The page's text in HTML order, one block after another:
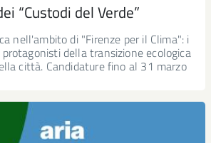
“Custodi del Verde”
nell'ambito di "Firenze per il Clima": i
della transizione ecologica
città. Candidature fino al 31 marzo